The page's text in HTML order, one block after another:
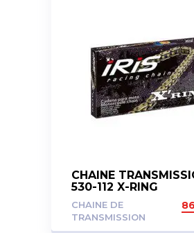
CHAINE
530-112 X-RING
CHAINE DE
TRANSMISSION